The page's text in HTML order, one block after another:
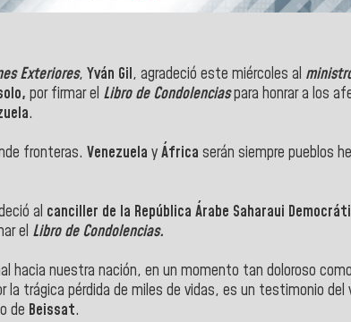
Exteriores, Yván Gil, agradeció este miércoles al
por firmar el Libro de Condolenciaspara honrar a los
.
fronteras. Venezuela yÁfrica serán siempre pueblos
al canciller de la República Árabe Saharaui
el Libro de Condolencias.
hacia nuestra nación, en un momento tan doloroso
trágica pérdida de miles de vidas, es un testimonio del
de Beissat.